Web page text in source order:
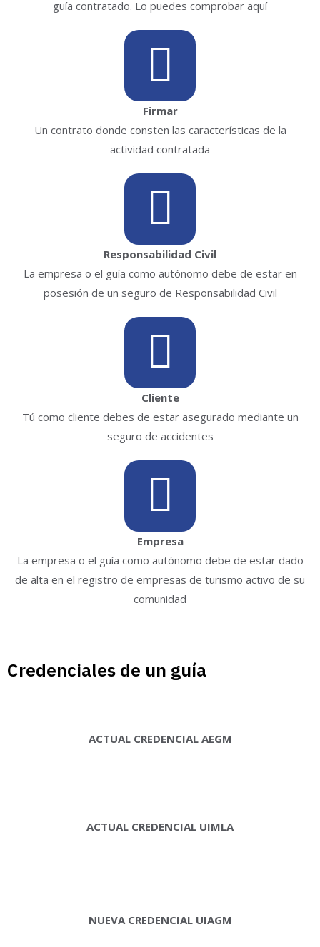
guía contratado. Lo puedes comprobar aquí
Firmar
Un contrato donde consten las características de la
actividad contratada
Responsabilidad Civil
La empresa o el guía como autónomo debe de estar en
posesión de un seguro de Responsabilidad Civil
Cliente
Tú como cliente debes de estar asegurado mediante un
seguro de accidentes
Empresa
La empresa o el guía como autónomo debe de estar dado
de alta en el registro de empresas de turismo activo de su
comunidad
Credenciales de un guía
ACTUAL CREDENCIAL AEGM
ACTUAL CREDENCIAL UIMLA
NUEVA CREDENCIAL UIAGM